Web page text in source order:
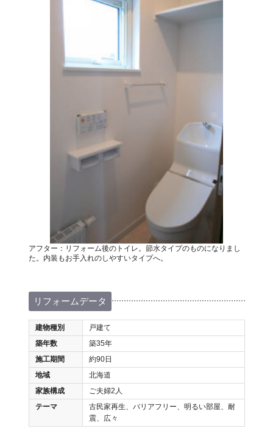
アフター：リフォーム後のトイレ。節水タイプのものになりまし
た。内装もお手入れのしやすいタイプへ。
リフォームデータ
建物種別
戸建て
築年数
築35年
施工期間
約90日
地域
北海道
家族構成
ご夫婦2人
テーマ
古民家再生、バリアフリー、明るい部屋、耐
震、広々